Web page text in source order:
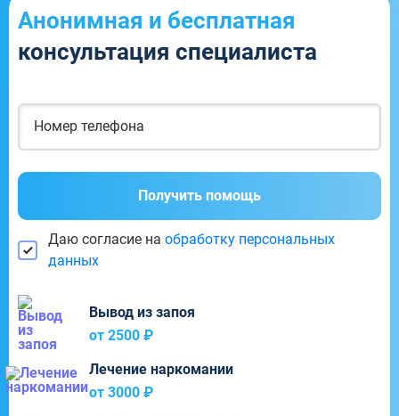
Анонимная и бесплатная
консультация специалиста
Получить помощь
Даю согласие на обработку персональных
данных
Вывод из запоя
от 2500 ₽
Лечение наркомании
от 3000 ₽